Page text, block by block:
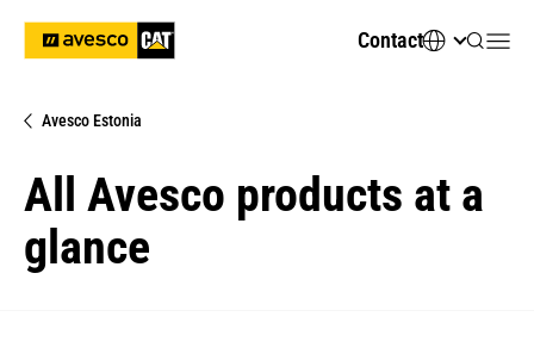
Contact
Avesco Estonia
All Avesco products at a
glance